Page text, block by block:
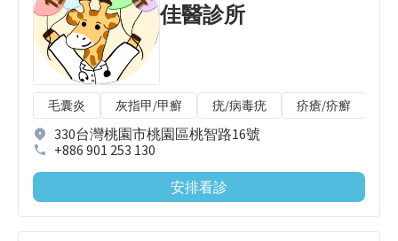
佳醫診所
毛囊炎 灰指甲/甲癬 疣/病毒疣 疥瘡/疥癬
330台灣桃園市桃園區桃智路16號
+886 901 253 130
安排看診